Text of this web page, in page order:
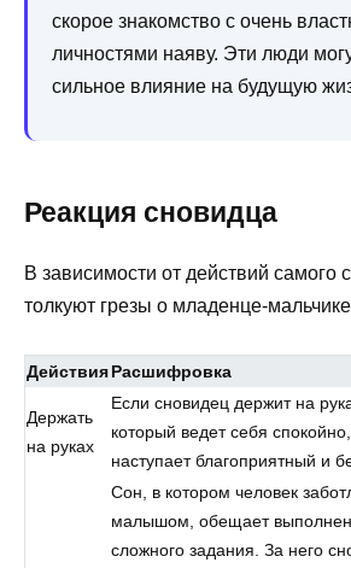
скорое знакомство с очень
личностями наяву. Эти люди
сильное влияние на будущую
Реакция сновидца
В зависимости от действий самого
толкуют грезы о младенце-
ДействияРасшифровка
Держать
на руках
Если сновидец держит на
который ведет себя
наступает благоприятный и
Сон, в котором человек
малышом, обещает
сложного задания. За него